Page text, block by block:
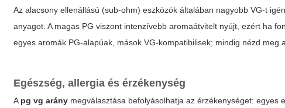
Az alacsony ellenállású (sub-ohm) eszközök általában nagyobb VG-t
anyagot. A magas PG viszont intenzívebb aromaátvitelt nyújt, ezért ha
egyes aromák PG-alapúak, mások VG-kompatibilisek; mindig nézd meg
Egészség, allergia és érzékenység
A pg vg arány megválasztása befolyásolhatja az érzékenységet: